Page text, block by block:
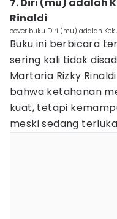
Rinaldi
cover buku Diri (mu) adalah
Buku ini berbicara
sering kali tidak
Martaria Rizky
bahwa ketahanan
kuat, tetapi
meski sedang